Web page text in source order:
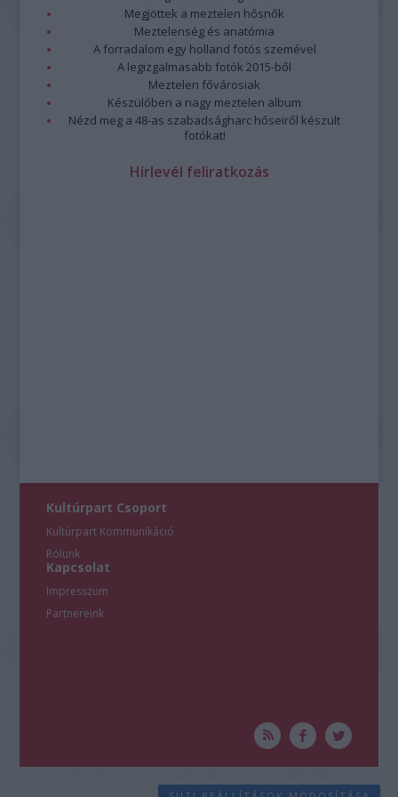
Megjöttek a meztelen hősnők
Meztelenség és anatómia
A forradalom egy holland fotós szemével
A legizgalmasabb fotók 2015-ből
Meztelen fővárosiak
Készülőben a nagy meztelen album
Nézd meg a 48-as szabadságharc hőseiről készült
fotókat!
Hírlevél feliratkozás
Kultúrpart Csoport
Kultúrpart Kommunikáció
Rólunk
Kapcsolat
Impresszum
Partnereink